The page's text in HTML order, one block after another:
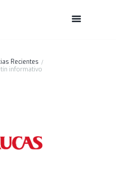
Recientes
informativo